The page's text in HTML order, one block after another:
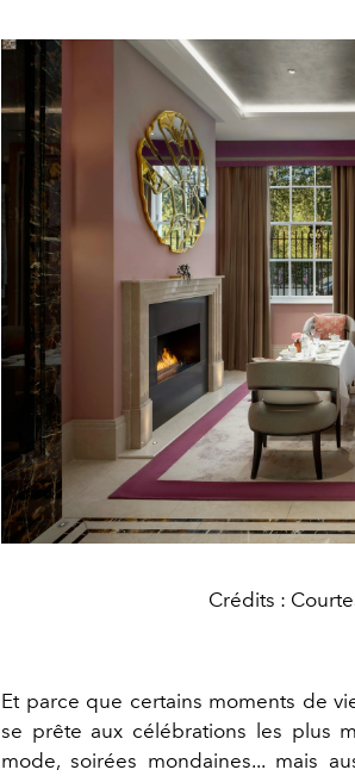
Crédits :
Et parce que certains moments de
se prête aux célébrations les plus
mode, soirées mondaines... mais